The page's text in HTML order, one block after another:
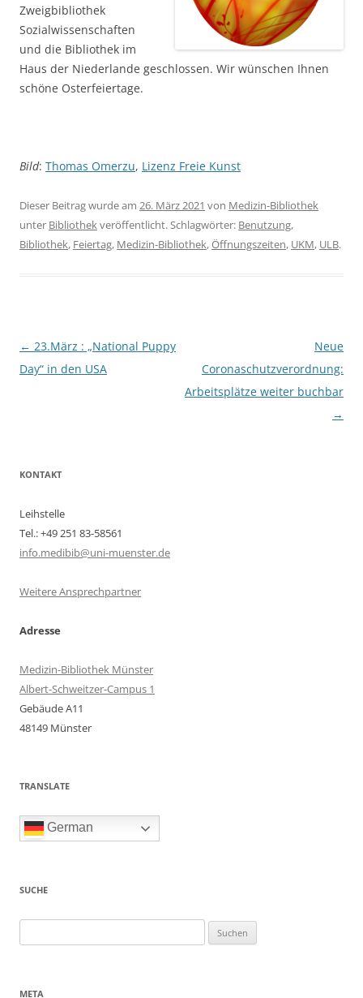
Zweigbibliothek
Sozialwissenschaften
und die Bibliothek im
Haus der Niederlande geschlossen. Wir wünschen Ihnen
schöne Osterfeiertage.
Bild: Thomas Omerzu, Lizenz Freie Kunst
Dieser Beitrag wurde am 26. März 2021 von Medizin-Bibliothek
unter Bibliothekveröffentlicht. Schlagwörter: Benutzung,
Bibliothek, Feiertag, Medizin-Bibliothek,Öffnungszeiten, UKM, ULB.
Beitragsnavigation
← 23.März : „National Puppy
Day“ in den USA
Neue
Coronaschutzverordnung:
Arbeitsplätze weiter buchbar
→
KONTAKT
Leihstelle
Tel.: +49 251 83-58561
info.medibib@uni-muenster.de
Weitere Ansprechpartner
Adresse
Medizin-Bibliothek Münster
Albert-Schweitzer-Campus 1
Gebäude A11
48149 Münster
TRANSLATE
German
SUCHE
nach:
META